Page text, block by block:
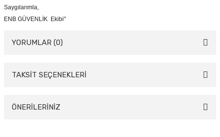
Saygılarımla,
ENB GÜVENLİK Ekibi"
YORUMLAR (0)
Bu ürüne ilk yorumu siz yapın!
TAKSİT SEÇENEKLERİ
ÖNERİLERİNİZ